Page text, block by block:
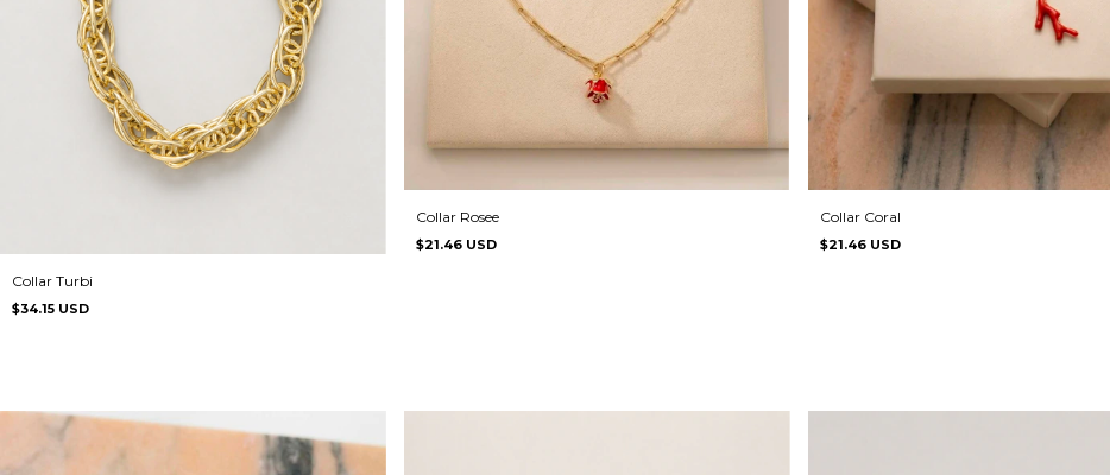
Collar Turbi
$34.15 USD
Collar Rosee
$21.46 USD
Collar Coral
$21.46 USD